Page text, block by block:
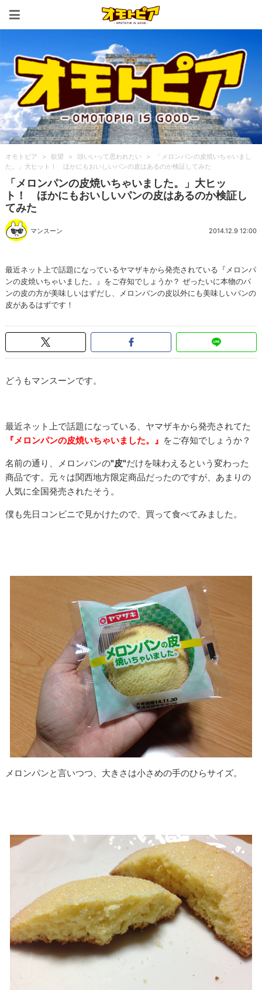
オモトピア > 欲望 > 頭いいって思われたい >
「メロンパンの皮焼いちゃいまし
た。」大ヒット！ ほかにもおいしいパンの皮はあるのか検証してみた
「メロンパンの皮焼いちゃいました。」大ヒッ
ト！ ほかにもおいしいパンの皮はあるのか検証し
てみた
マンスーン 2014.12.9 12:00
最近ネット上で話題になっているヤマザキから発売されている『メロンパ
ンの皮焼いちゃいました。』をご存知でしょうか？ ぜったいに本物のパ
ンの皮の方が美味しいはずだし、メロンパンの皮以外にも美味しいパンの
皮があるはずです！
どうもマンスーンです。
最近ネット上で話題になっている、ヤマザキから発売されてた
『メロンパンの皮焼いちゃいました。』 をご存知でしょうか？
名前の通り、メロンパンの"皮"だけを味わえるという変わった
商品です。元々は関西地方限定商品だったのですが、あまりの
人気に全国発売されたそう。
僕も先日コンビニで見かけたので、買って食べてみました。
メロンパンと言いつつ、大きさは小さめの手のひらサイズ。